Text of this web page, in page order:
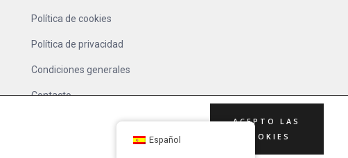
ACEPTO LAS
COOKIES
Política de cookies
Política de privacidad
Condiciones generales
Contacto
Español